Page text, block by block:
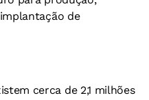
de
cerca de 2,1 milhões